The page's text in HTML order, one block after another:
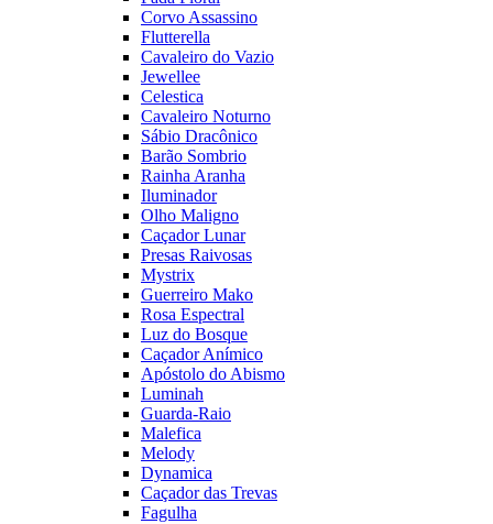
Corvo Assassino
Flutterella
Cavaleiro do Vazio
Jewellee
Celestica
Cavaleiro Noturno
Sábio Dracônico
Barão Sombrio
Rainha Aranha
Iluminador
Olho Maligno
Caçador Lunar
Presas Raivosas
Mystrix
Guerreiro Mako
Rosa Espectral
Luz do Bosque
Caçador Anímico
Apóstolo do Abismo
Luminah
Guarda-Raio
Malefica
Melody
Dynamica
Caçador das Trevas
Fagulha